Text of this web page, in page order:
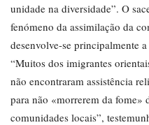
unidade na diversidade”. O
fenómeno da assimilação da
desenvolve-se principalmente
“Muitos dos imigrantes
não encontraram assistência
para não «morrerem da fome»
comunidades locais”,